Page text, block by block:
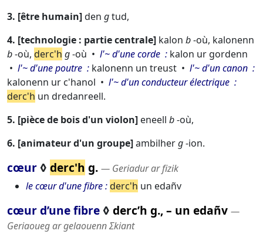
3. être humain den gtud,
4. technologie : partie centrale kalon b-où, kalonenn
b-où, derc'h g-où l'~ d'une corde
kalon ur gordenn
l'~ d'une poutre
kalonenn un treust
l'~ d'un canon
kalonenn ur c'hanol
l'~ d'un conducteur électrique
derc'h un dredanreell.
5. pièce de bois d'un violon eneell b-où,
6. animateur d'un groupe ambilherg-ion.
cœur ◊ derc'h g. ― Geriadur ar fizik
le cœur d'une fibre derc'h un edañv
cœur d’une fibre ◊ derc’h g., – un edañv ―
Geriaoueg ar gelaouenn Σkiant